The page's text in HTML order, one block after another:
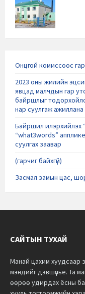
Онцгой комиссоос
2023 оны жилийн
явцад малчдын гар
байршлыг
нар суулгаж ажиллана
Байршил илэрхийлэх
“what3words”
суулгах заавар
(гарчиг байхгүй)
Засмал замын цас,
САЙТЫН ТУХАЙ
Манай цахим хуудсаар
мэндийг дэвшүүлье. Та
өөрөө удирдах ёсны